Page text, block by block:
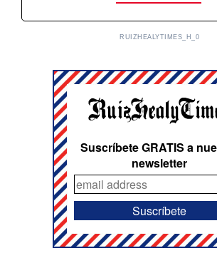
RUIZHEALYTIMES_H_0
Suscríbete GRATIS a
newsletter